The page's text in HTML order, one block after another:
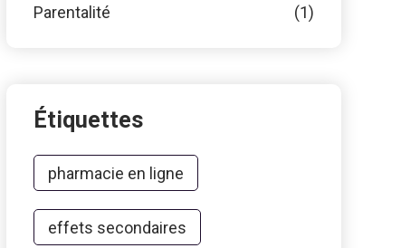
Parentalité (1)
Étiquettes
pharmacie en ligne
effets secondaires